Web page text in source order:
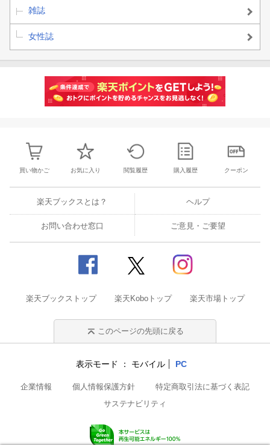
雑誌
女性誌
買い物かご お気に入り 閲覧履歴 購入履歴 クーポン
楽天ブックスとは？ ヘルプ
お問い合わせ窓口 ご意見・ご要望
楽天ブックストップ 楽天Koboトップ 楽天市場トップ
このページの先頭に戻る
表示モード モバイル PC
企業情報 個人情報保護方針
特定商取引法に基づく表記
サステナビリティ